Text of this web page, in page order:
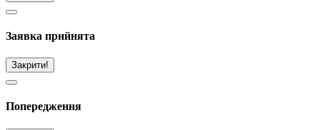
Заявка прийнята
Закрити!
Попередження